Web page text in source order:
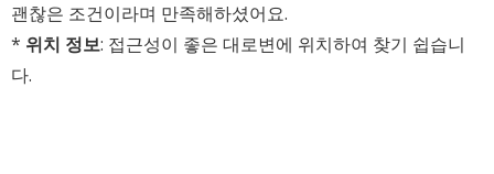
괜찮은 조건이라며 만족해하셨어요.
* 위치 정보: 접근성이 좋은 대로변에 위치하여 찾기 쉽습니
다.